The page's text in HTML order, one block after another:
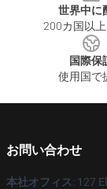
世界中に
200カ国以
国際保
使用国で
お問い合わせ
本社オフィス: 127